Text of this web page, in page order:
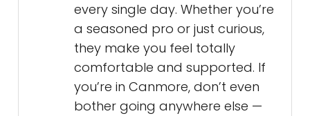
every single day. Whether you’re
a seasoned pro or just curious,
they make you feel totally
comfortable and supported. If
you’re in Canmore, don’t even
bother going anywhere else —